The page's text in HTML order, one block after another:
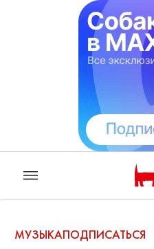
МУЗЫКАПОДПИСАТЬСЯ